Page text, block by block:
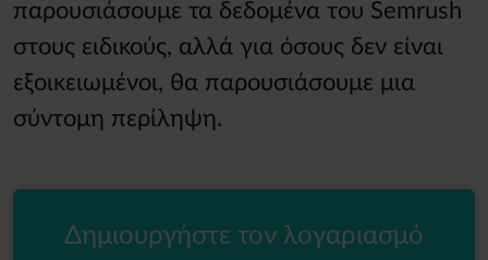
παρουσιάσουμε τα δεδομένα του Semrush
στους ειδικούς, αλλά για όσους δεν είναι
εξοικειωμένοι, θα παρουσιάσουμε μια
σύντομη περίληψη.
Δημιουργήστε τον λογαριασμό